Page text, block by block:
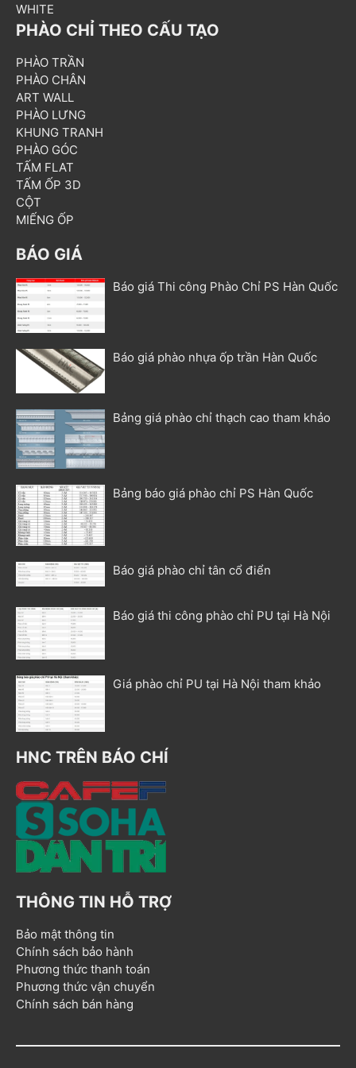
WHITE
PHÀO CHỈ THEO CẤU TẠO
PHÀO TRẦN
PHÀO CHÂN
ART WALL
PHÀO LƯNG
KHUNG TRANH
PHÀO GÓC
TẤM FLAT
TẤM ỐP 3D
CỘT
MIẾNG ỐP
BÁO GIÁ
Báo giá Thi công Phào Chỉ PS Hàn Quốc
Báo giá phào nhựa ốp trần Hàn Quốc
Bảng giá phào chỉ thạch cao tham khảo
Bảng báo giá phào chỉ PS Hàn Quốc
Báo giá phào chỉ tân cổ điển
Báo giá thi công phào chỉ PU tại Hà Nội
Giá phào chỉ PU tại Hà Nội tham khảo
HNC TRÊN BÁO CHÍ
THÔNG TIN HỖ TRỢ
Bảo mật thông tin
Chính sách bảo hành
Phương thức thanh toán
Phương thức vận chuyển
Chính sách bán hàng